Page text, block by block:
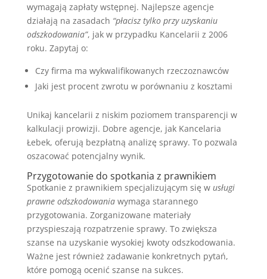
wymagają zapłaty wstępnej. Najlepsze agencje
działają na zasadach “płacisz tylko przy uzyskaniu
odszkodowania”, jak w przypadku Kancelarii z 2006
roku. Zapytaj o:
Czy firma ma wykwalifikowanych rzeczoznawców
Jaki jest procent zwrotu w porównaniu z kosztami
Unikaj kancelarii z niskim poziomem transparencji w
kalkulacji prowizji. Dobre agencje, jak Kancelaria
Łebek, oferują bezpłatną analizę sprawy. To pozwala
oszacować potencjalny wynik.
Przygotowanie do spotkania z prawnikiem
Spotkanie z prawnikiem specjalizującym się w usługi
prawne odszkodowaniawymaga starannego
przygotowania. Zorganizowane materiały
przyspieszają rozpatrzenie sprawy. To zwiększa
szanse na uzyskanie wysokiej kwoty odszkodowania.
Ważne jest również zadawanie konkretnych pytań,
które pomogą ocenić szanse na sukces.